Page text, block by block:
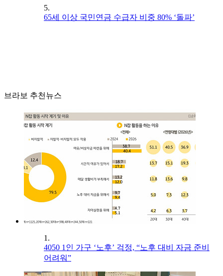
5.
65세 이상 국민연금 수급자 비중 80% ‘돌파’
브라보 추천뉴스
1.
4050 1인 가구 ‘노후’ 걱정, “노후 대비 자금 준비
어려워”